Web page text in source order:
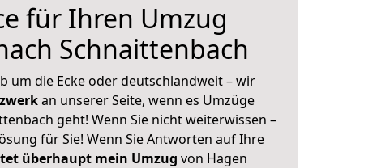
für Ihren Umzug
Schnaittenbach
um die Ecke oder deutschlandweit – wir
an unserer Seite, wenn es Umzüge
geht! Wenn Sie nicht weiterwissen –
für Sie! Wenn Sie Antworten auf Ihre
überhaupt mein Umzug von Hagen